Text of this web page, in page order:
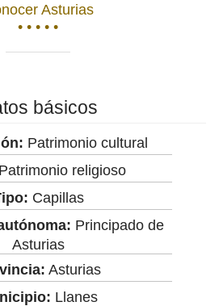
Asturias
• • • • •
básicos
Patrimonio cultural
Patrimonio religioso
Capillas
Principado de
Asturias
Asturias
Llanes